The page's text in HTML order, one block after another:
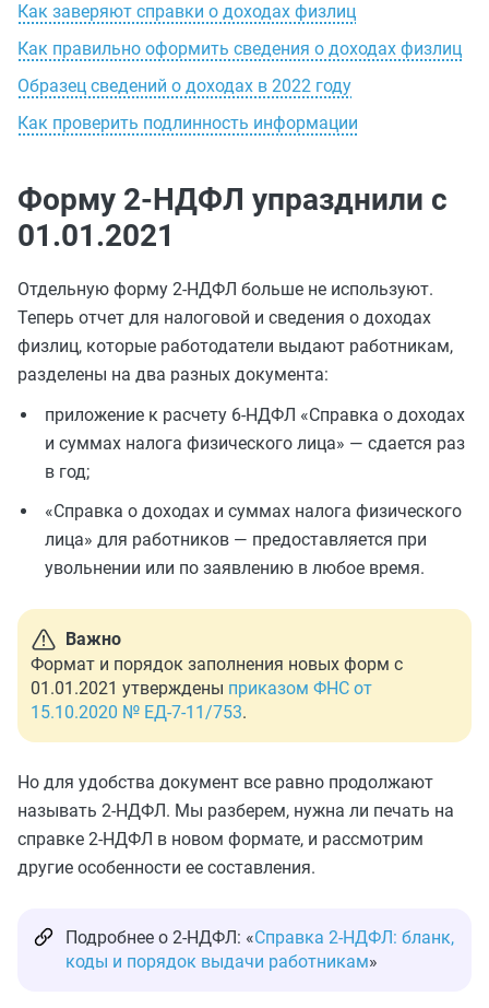
Как заверяют справки о доходах физлиц
Как правильно оформить сведения о доходах физлиц
Образец сведений о доходах в 2022 году
Как проверить подлинность информации
Форму 2-НДФЛ упразднили с
01.01.2021
Отдельную форму 2-НДФЛ больше не используют.
Теперь отчет для налоговой и сведения о доходах
физлиц, которые работодатели выдают работникам,
разделены на два разных документа:
приложение к расчету 6-НДФЛ «Справка о доходах
и суммах налога физического лица» — сдается раз
в год;
«Справка о доходах и суммах налога физического
лица» для работников — предоставляется при
увольнении или по заявлению в любое время.
Важно
Формат и порядок заполнения новых форм с
01.01.2021 утверждены приказом ФНС от
15.10.2020 № ЕД-7-11/753.
Но для удобства документ все равно продолжают
называть 2-НДФЛ. Мы разберем, нужна ли печать на
справке 2-НДФЛ в новом формате, и рассмотрим
другие особенности ее составления.
Подробнее о 2-НДФЛ: «Справка 2-НДФЛ: бланк,
коды и порядок выдачи работникам»